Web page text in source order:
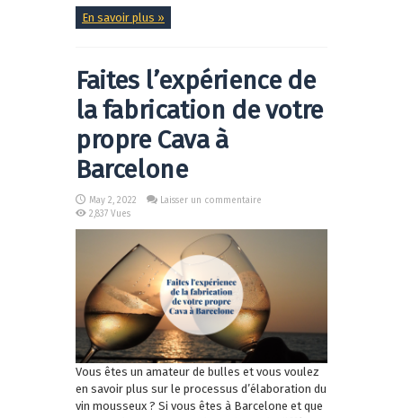
En savoir plus »
Faites l’expérience de
la fabrication de votre
propre Cava à
Barcelone
May 2, 2022
Laisser un commentaire
2,837 Vues
Vous êtes un amateur de bulles et vous voulez
en savoir plus sur le processus d’élaboration du
vin mousseux ? Si vous êtes à Barcelone et que